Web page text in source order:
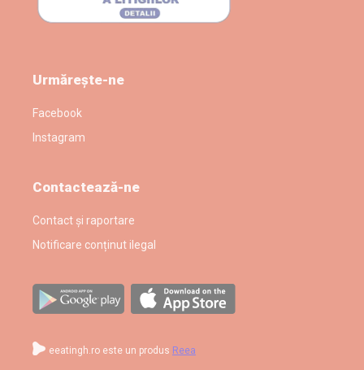
Urmărește-ne
Facebook
Instagram
Contactează-ne
Contact și raportare
Notificare conținut ilegal
eeatingh.ro este un produs Reea